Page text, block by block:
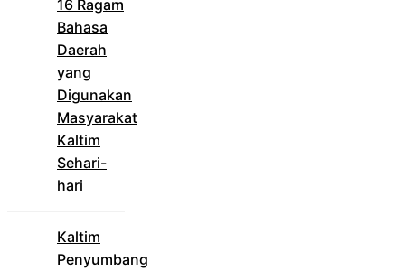
16 Ragam
Bahasa
Daerah
yang
Digunakan
Masyarakat
Kaltim
Sehari-
hari
Kaltim
Penyumbang